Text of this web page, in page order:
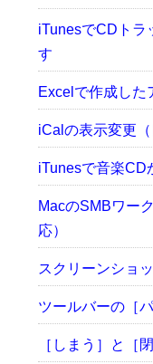
iTunesでCDトラ
す
Excelで作成した
iCalの表示変更
iTunesで音楽CD
MacのSMBワー
応）
スクリーンショ
ツールバーの［
［しまう］と［